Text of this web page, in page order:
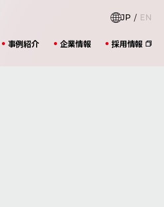
JP EN
事例紹介 企業情報 採用情報